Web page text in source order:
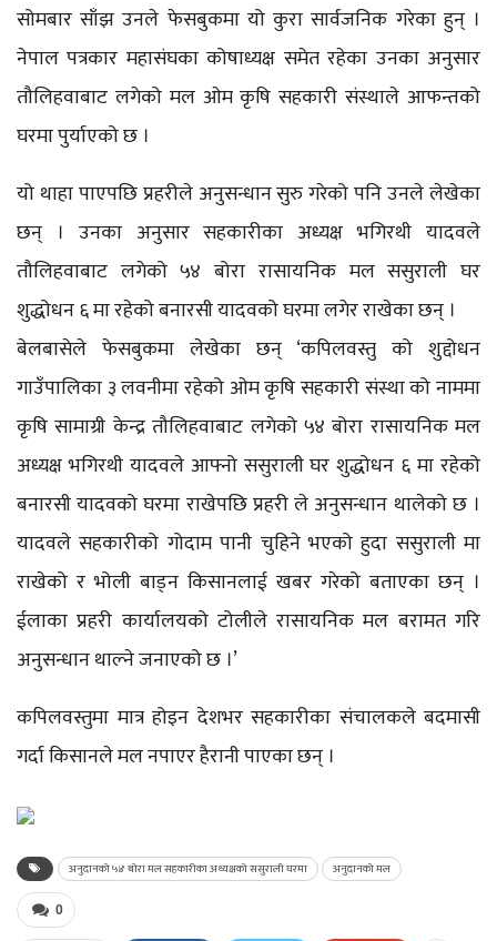
सोमबार साँझ उनले फेसबुकमा यो कुरा सार्वजनिक गरेका हुन् ।
नेपाल पत्रकार महासंघका कोषाध्यक्ष समेत रहेका उनका अनुसार
तौलिहवाबाट लगेको मल ओम कृषि सहकारी संस्थाले आफन्तको
घरमा पुर्याएको छ ।
यो थाहा पाएपछि प्रहरीले अनुसन्धान सुरु गरेको पनि उनले लेखेका
छन् । उनका अनुसार सहकारीका अध्यक्ष भगिरथी यादवले
तौलिहवाबाट लगेको ५४ बोरा रासायनिक मल ससुराली घर
शुद्धोधन ६ मा रहेको बनारसी यादवको घरमा लगेर राखेका छन् ।
बेलबासेले फेसबुकमा लेखेका छन् ‘कपिलवस्तु को शुद्दोधन
गाउँपालिका ३ लवनीमा रहेको ओम कृषि सहकारी संस्था को नाममा
कृषि सामाग्री केन्द्र तौलिहवाबाट लगेको ५४ बोरा रासायनिक मल
अध्यक्ष भगिरथी यादवले आफ्नो ससुराली घर शुद्धोधन ६ मा रहेको
बनारसी यादवको घरमा राखेपछि प्रहरी ले अनुसन्धान थालेको छ ।
यादवले सहकारीको गोदाम पानी चुहिने भएको हुदा ससुराली मा
राखेको र भोली बाड्न किसानलाई खबर गरेको बताएका छन् ।
ईलाका प्रहरी कार्यालयको टोलीले रासायनिक मल बरामत गरि
अनुसन्धान थाल्ने जनाएको छ ।’
कपिलवस्तुमा मात्र होइन देशभर सहकारीका संचालकले बदमासी
गर्दा किसानले मल नपाएर हैरानी पाएका छन् ।
अनुदानको ५४ बोरा मल सहकारीका अध्यक्षको ससुराली घरमा अनुदानको मल
0